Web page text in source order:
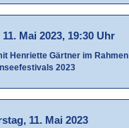
Mai 2023, 19:30 Uhr
Henriette Gärtner im
2023
11. Mai 2023